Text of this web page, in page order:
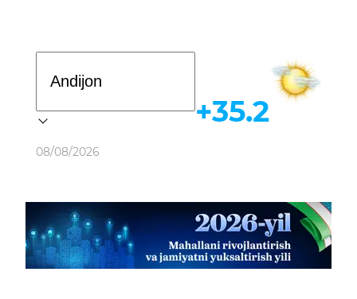
Ob-havo
08/08/2026
+35.2